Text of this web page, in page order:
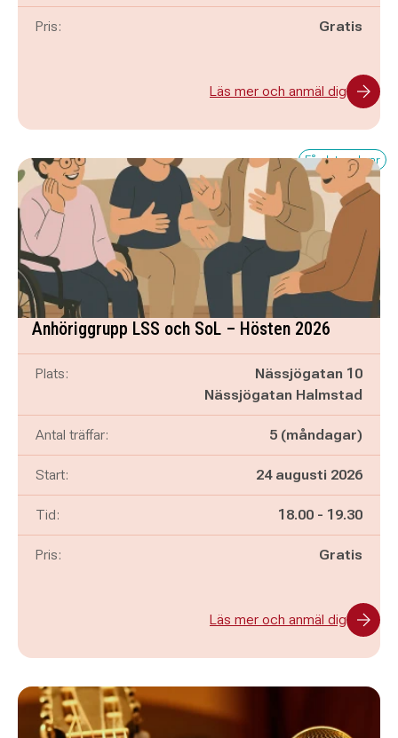
Pris: Gratis
Läs mer och anmäl dig
Få platser kvar
Anhöriggrupp LSS och SoL – Hösten 2026
Plats:
Nässjögatan 10
Nässjögatan Halmstad
Antal träffar: 5 (måndagar)
Start: 24 augusti 2026
Tid: Pågår mellan
18.00 - och
19.30
Pris: Gratis
Läs mer och anmäl dig